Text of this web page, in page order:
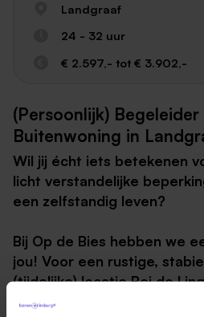
Landgraaf
24 - 32 uur
€ 2.597,- tot € 3.902,-
(Persoonlijk) Begeleider
Buitenwoning in
Wil jij écht iets betekenen
licht verstandelijke
een zelfstandig leven?
Bij Op de Bies hebben we
jou! Voor een rustige,
(tijdelijke) locatie Bei de
betrokken en bevlogen